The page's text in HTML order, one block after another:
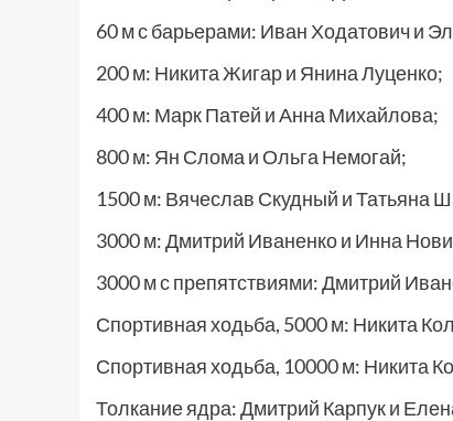
60 м с барьерами: Иван Ходатович и
200 м: Никита Жигар и Янина Луценко;
400 м: Марк Патей и Анна Михайлова;
800 м: Ян Слома и Ольга Немогай;
1500 м: Вячеслав Скудный и Татьяна
3000 м: Дмитрий Иваненко и Инна
3000 м с препятствиями: Дмитрий
Спортивная ходьба, 5000 м: Никита
Спортивная ходьба, 10000 м: Никита
Толкание ядра: Дмитрий Карпук и